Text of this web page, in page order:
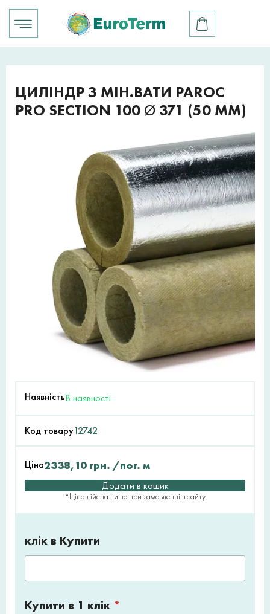
ЦИЛІНДР З МІН.ВАТИ PAROC
PRO SECTION 100 Ø 371 (50 ММ)
НаявністьВ наявності
Код товару12742
Ціна2338,10 грн. /пог. м
Додати в кошик
*Ціна дійсна лише при замовленні з сайту
клік в Купити
Купити в 1 клік *